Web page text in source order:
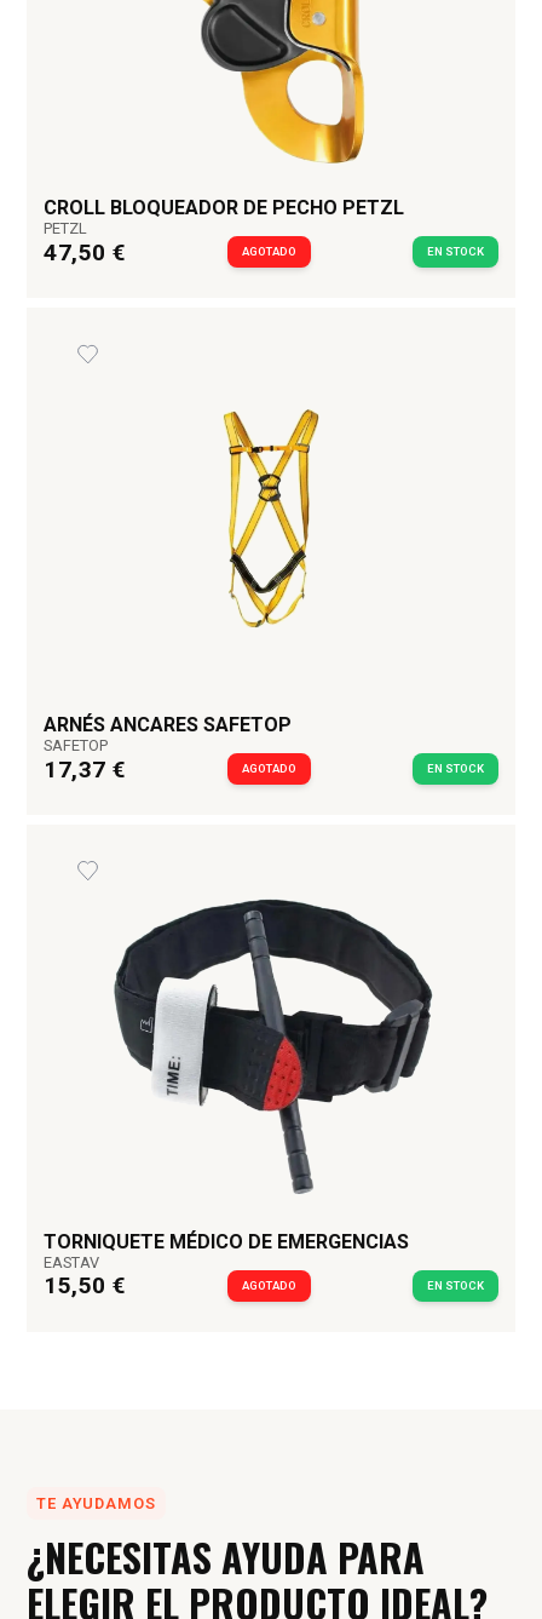
CROLL BLOQUEADOR DE PECHO PETZL
PETZL
47,50 € AGOTADO EN STOCK
ARNÉS ANCARES SAFETOP
SAFETOP
17,37 € AGOTADO EN STOCK
TORNIQUETE MÉDICO DE EMERGENCIAS
EASTAV
15,50 € AGOTADO EN STOCK
TE AYUDAMOS
¿NECESITAS AYUDA PARA
ELEGIR EL PRODUCTO IDEAL?